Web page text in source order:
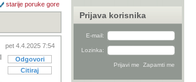
starije poruke gore
pet 4.4.2025 7:54
Odgovori
Citiraj
Prijava korisnika
E-mail:
Lozinka: